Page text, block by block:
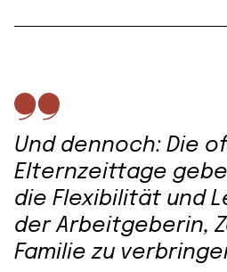
Und dennoch: Die
Elternzeittage
die Flexibilität und
der Arbeitgeberin,
Familie zu